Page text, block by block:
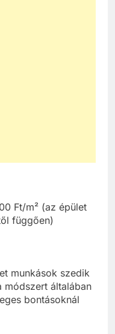
Ft/m² (az épület
függően)
munkások szedik
módszert általában
bontásoknál